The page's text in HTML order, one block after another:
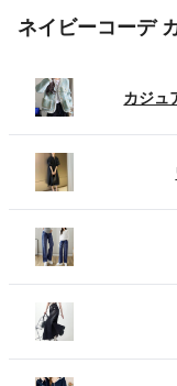
ネイビーコーデ
カジュ